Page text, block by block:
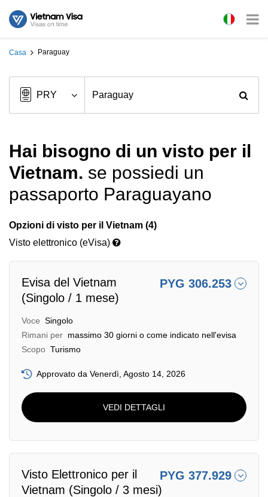
Casa Paraguay
Hai bisogno di un visto per il
Vietnam. se possiedi un
passaporto Paraguayano
Opzioni di visto per il Vietnam (4)
Visto elettronico (eVisa)
Evisa del Vietnam
(Singolo / 1 mese)
PYG 306.253
Voce Singolo
Rimani per massimo 30 giorni o come indicato nell'evisa
Scopo Turismo
Approvato da Venerdì, Agosto 14, 2026
VEDI DETTAGLI
Visto Elettronico per il
Vietnam (Singolo / 3 mesi)
PYG 377.929